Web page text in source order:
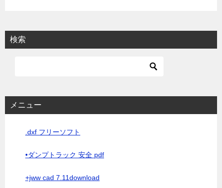
検索
メニュー
.dxf フリーソフト
•ダンプトラック 安全 pdf
+jww cad 7.11download